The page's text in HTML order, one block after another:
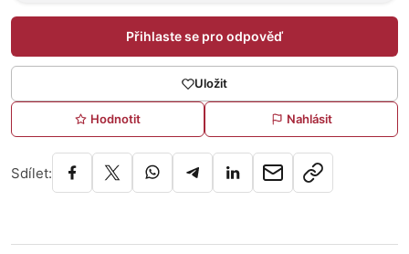
Přihlaste se pro odpověď
Uložit
Hodnotit Nahlásit
Sdílet: